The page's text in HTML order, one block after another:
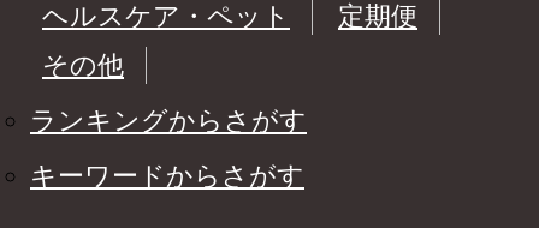
ヘルスケア・ペット
定期便
その他
ランキングからさがす
キーワードからさがす